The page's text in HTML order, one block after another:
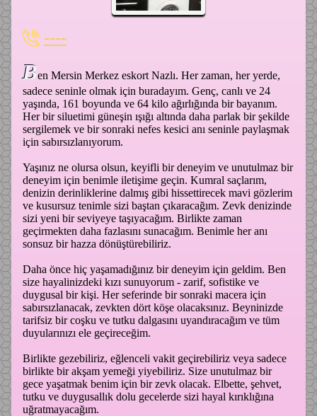
----
Ben Mersin Merkez eskort Nazlı. Her zaman, her yerde,
sadece seninle olmak için buradayım. Genç, canlı ve 24
yaşında, 161 boyunda ve 64 kilo ağırlığında bir bayanım.
Her bir siluetimi güneşin ışığı altında daha parlak bir şekilde
sergilemek ve bir sonraki nefes kesici anı seninle paylaşmak
için sabırsızlanıyorum.
Yaşınız ne olursa olsun, keyifli bir deneyim ve unutulmaz bir
deneyim için benimle iletişime geçin. Kumral saçlarım,
denizin derinliklerine dalmış gibi hissettirecek mavi gözlerim
ve kusursuz tenimle sizi baştan çıkaracağım. Zevk denizinde
sizi yeni bir seviyeye taşıyacağım. Birlikte zaman
geçirmekten daha fazlasını sunacağım. Benimle her anı
sonsuz bir hazza dönüştürebiliriz.
Daha önce hiç yaşamadığınız bir deneyim için geldim. Ben
size hayalinizdeki kızı sunuyorum - zarif, sofistike ve
duygusal bir kişi. Her seferinde bir sonraki macera için
sabırsızlanacak, zevkten dört köşe olacaksınız. Beyninizde
tarifsiz bir coşku ve tutku dalgasını uyandıracağım ve tüm
duyularınızı ele geçireceğim.
Birlikte gezebiliriz, eğlenceli vakit geçirebiliriz veya sadece
birlikte bir akşam yemeği yiyebiliriz. Size unutulmaz bir
gece yaşatmak benim için bir zevk olacak. Elbette, şehvet,
tutku ve duygusallık dolu gecelerde sizi hayal kırıklığına
uğratmayacağım.